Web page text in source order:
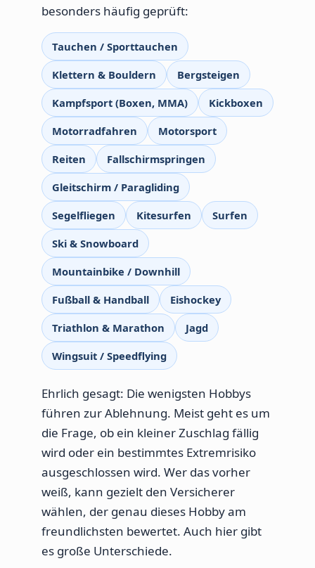
besonders häufig geprüft:
Tauchen / Sporttauchen
Klettern & Bouldern
Bergsteigen
Kampfsport (Boxen, MMA)
Kickboxen
Motorradfahren
Motorsport
Reiten
Fallschirmspringen
Gleitschirm / Paragliding
Segelfliegen
Kitesurfen
Surfen
Ski & Snowboard
Mountainbike / Downhill
Fußball & Handball
Eishockey
Triathlon & Marathon
Jagd
Wingsuit / Speedflying
Ehrlich gesagt: Die wenigsten Hobbys
führen zur Ablehnung. Meist geht es um
die Frage, ob ein kleiner Zuschlag fällig
wird oder ein bestimmtes Extremrisiko
ausgeschlossen wird. Wer das vorher
weiß, kann gezielt den Versicherer
wählen, der genau dieses Hobby am
freundlichsten bewertet. Auch hier gibt
es große Unterschiede.